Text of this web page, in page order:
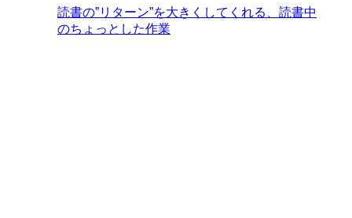
読書の”リターン”を大きくしてくれる、読書中
のちょっとした作業